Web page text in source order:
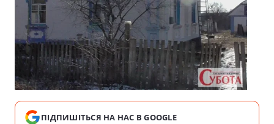
ПІДПИШІТЬСЯ НА НАС В GOOGLE